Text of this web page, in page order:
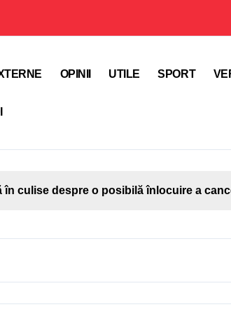
OPINII UTILE SPORT
culise despre o posibilă înlocuire a